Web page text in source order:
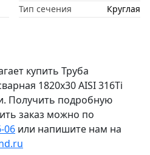
Тип сечения
Круглая
купить Труба
1820х30 AISI 316Ti
Получить подробную
заказ можно по
06 или напишите нам на